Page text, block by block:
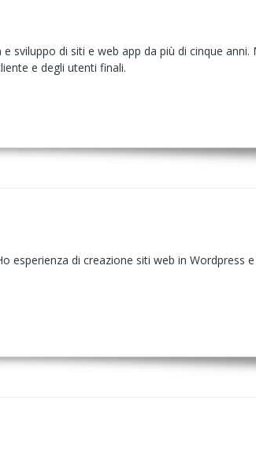
sviluppo di siti e web app da più di cinque anni.
e degli utenti finali.
esperienza di creazione siti web in Wordpress